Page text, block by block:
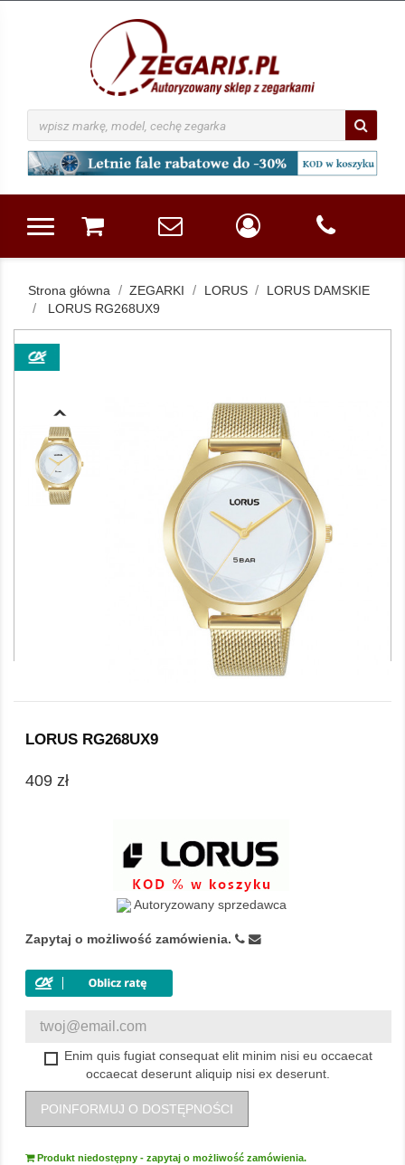
Strona główna ZEGARKI LORUS
LORUS DAMSKIE
LORUS RG268UX9
LORUS RG268UX9
409 zł
Autoryzowany sprzedawca
Zapytaj o możliwość zamówienia.
Enim quis fugiat consequat elit minim nisi eu occaecat
occaecat deserunt aliquip nisi ex deserunt.
POINFORMUJ O DOSTĘPNOŚCI
Produkt niedostępny - zapytaj o możliwość zamówienia.